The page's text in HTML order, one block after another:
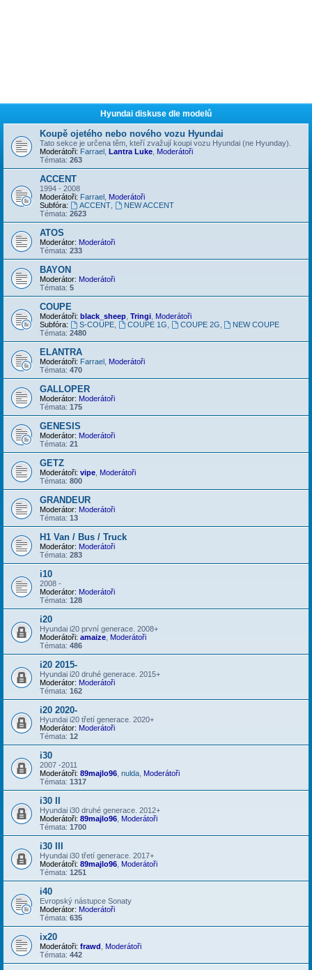
Hyundai diskuse dle modelů
Koupě ojetého nebo nového vozu Hyundai
Tato sekce je určena těm, kteří zvažují koupi vozu Hyundai (ne Hyunday).
Moderátoři: Farrael Lantra Luke Moderátoři
Témata: 263
ACCENT
1994 - 2008
Moderátoři: Farrael Moderátoři
Subfóra:
ACCENT,
NEW ACCENT
Témata: 2623
ATOS
Moderátor: Moderátoři
Témata: 233
BAYON
Moderátor: Moderátoři
Témata: 5
COUPE
Moderátoři: black_sheep Tringi Moderátoři
Subfóra:
S-COUPE, COUPE 1G COUPE 2G
NEW COUPE
Témata: 2480
ELANTRA
Moderátoři: Farrael Moderátoři
Témata: 470
GALLOPER
Moderátor: Moderátoři
Témata: 175
GENESIS
Moderátor: Moderátoři
Témata: 21
GETZ
Moderátoři: vipe Moderátoři
Témata: 800
GRANDEUR
Moderátor: Moderátoři
Témata: 13
H1 Van / Bus / Truck
Moderátor: Moderátoři
Témata: 283
i10
2008 -
Moderátor: Moderátoři
Témata: 128
i20
Hyundai i20 první generace. 2008+
Moderátoři: amaize Moderátoři
Témata: 486
i20 2015-
Hyundai i20 druhé generace. 2015+
Moderátor: Moderátoři
Témata: 162
i20 2020-
Hyundai i20 třetí generace. 2020+
Moderátor: Moderátoři
Témata: 12
i30
2007 -2011
Moderátoři: 89majlo96 nulda Moderátoři
Témata: 1317
i30 II
Hyundai i30 druhé generace. 2012+
Moderátoři: 89majlo96 Moderátoři
Témata: 1700
i30 III
Hyundai i30 třetí generace. 2017+
Moderátoři: 89majlo96 Moderátoři
Témata: 1251
i40
Evropský nástupce Sonaty
Moderátor: Moderátoři
Témata: 635
ix20
Moderátoři: frawd
Moderátoři
Témata: 442